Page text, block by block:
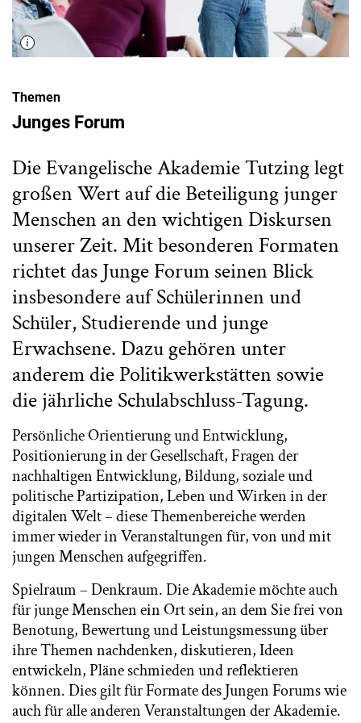
Themen
Junges Forum
Die Evangelische Akademie Tutzing legt
großen Wert auf die Beteiligung junger
Menschen an den wichtigen Diskursen
unserer Zeit. Mit besonderen Formaten
richtet das Junge Forum seinen Blick
insbesondere auf Schülerinnen und
Schüler, Studierende und junge
Erwachsene. Dazu gehören unter
anderem die Politikwerkstätten sowie
die jährliche Schulabschluss-Tagung.
Persönliche Orientierung und Entwicklung,
Positionierung in der Gesellschaft, Fragen der
nachhaltigen Entwicklung, Bildung, soziale und
politische Partizipation, Leben und Wirken in der
digitalen Welt – diese Themenbereiche werden
immer wieder in Veranstaltungen für, von und mit
jungen Menschen aufgegriffen.
Spielraum – Denkraum. Die Akademie möchte auch
für junge Menschen ein Ort sein, an dem Sie frei von
Benotung, Bewertung und Leistungsmessung über
ihre Themen nachdenken, diskutieren, Ideen
entwickeln, Pläne schmieden und reflektieren
können. Dies gilt für Formate des Jungen Forums wie
auch für alle anderen Veranstaltungen der Akademie.